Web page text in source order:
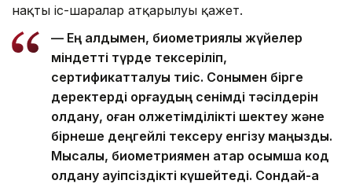
нақты іс-шаралар атқарылуы қажет.
— Ең алдымен, биометриялық жүйелер
міндетті түрде тексеріліп,
сертификатталуы тиіс. Сонымен бірге
деректерді қорғаудың сенімді тәсілдерін
қолдану, оған қолжетімділікті шектеу және
бірнеше деңгейлі тексеру енгізу маңызды.
Мысалы, биометриямен қатар қосымша код
қолдану қауіпсіздікті күшейтеді. Сондай-ақ